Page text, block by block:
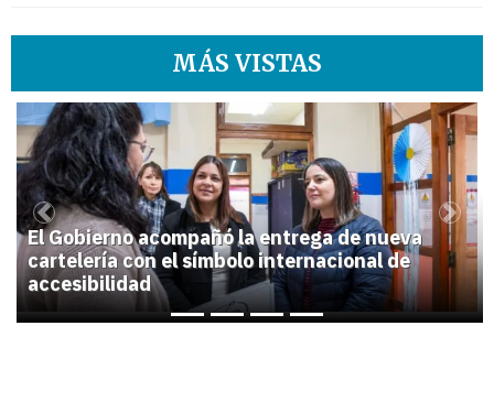
MÁS VISTAS
1
El Gobierno acompañó la entrega de nueva
cartelería con el símbolo internacional de
accesibilidad
Previous Next